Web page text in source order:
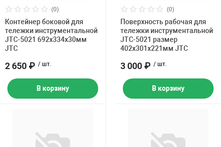
Накачка колес
Оборудование
Мотоадаптеры
Подъемники
Разное
Инструмент
(0)
Контейнер боковой для
тележки инструментальной
JTC-5021 692х334х30мм
JTC
2 650 ₽ / шт.
В корзину
(0)
Поверхность рабочая для
тележки инструментальной
JTC-5021 размер
402х301х221мм JTC
3 000 ₽ / шт.
В корзину